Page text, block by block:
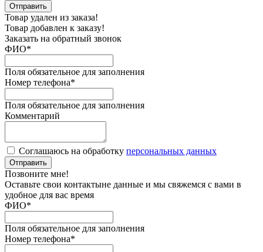
Отправить
Товар удален из заказа!
Товар добавлен к заказу!
Заказать на обратный звонок
ФИО*
Поля обязательное для заполнения
Номер телефона*
Поля обязательное для заполнения
Комментарий
Соглашаюсь на обработку персональных данных
Отправить
Позвоните мне!
Оставьте свои контактыне данные и мы свяжемся с вами в
удобное для вас время
ФИО*
Поля обязательное для заполнения
Номер телефона*